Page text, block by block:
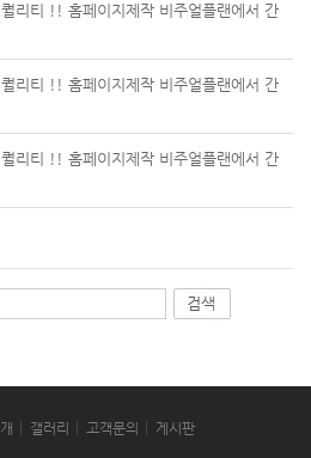
리티 !! 홈페이지제작 비주얼플랜에서 간
리티 !! 홈페이지제작 비주얼플랜에서 간
리티 !! 홈페이지제작 비주얼플랜에서 간
갤러리 고객문의 게시판